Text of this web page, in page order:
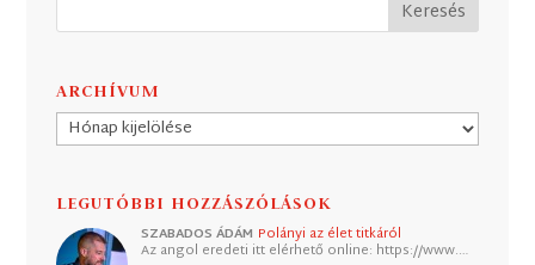
ARCHÍVUM
Archívum
LEGUTÓBBI HOZZÁSZÓLÁSOK
SZABADOS ÁDÁM Polányi az élet titkáról
Az angol eredeti itt elérhető online: https://www.…